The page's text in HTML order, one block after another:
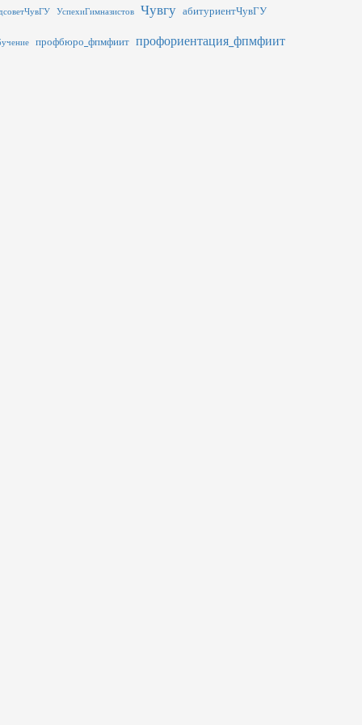
УспехиГимназистов Чувгу абитуриентЧувГУ
профбюро_фпмфиит профориентация_фпмфиит